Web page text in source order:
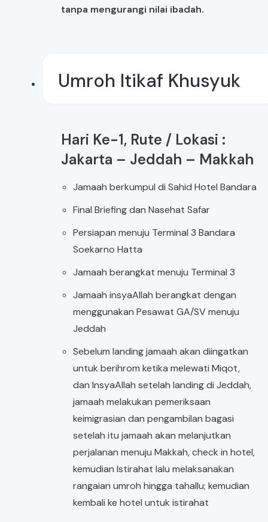
tanpa mengurangi nilai ibadah.
Umroh Itikaf Khusyuk
Hari Ke-1, Rute / Lokasi :
Jakarta – Jeddah – Makkah
Jamaah berkumpul di Sahid Hotel Bandara
Final Briefing dan Nasehat Safar
Persiapan menuju Terminal 3 Bandara
Soekarno Hatta
Jamaah berangkat menuju Terminal 3
Jamaah insyaAllah berangkat dengan
menggunakan Pesawat GA/SV menuju
Jeddah
Sebelum landing jamaah akan diingatkan
untuk berihrom ketika melewati Miqot,
dan InsyaAllah setelah landing di Jeddah,
jamaah melakukan pemeriksaan
keimigrasian dan pengambilan bagasi
setelah itu jamaah akan melanjutkan
perjalanan menuju Makkah, check in hotel,
kemudian Istirahat lalu melaksanakan
rangaian umroh hingga tahallu; kemudian
kembali ke hotel untuk istirahat